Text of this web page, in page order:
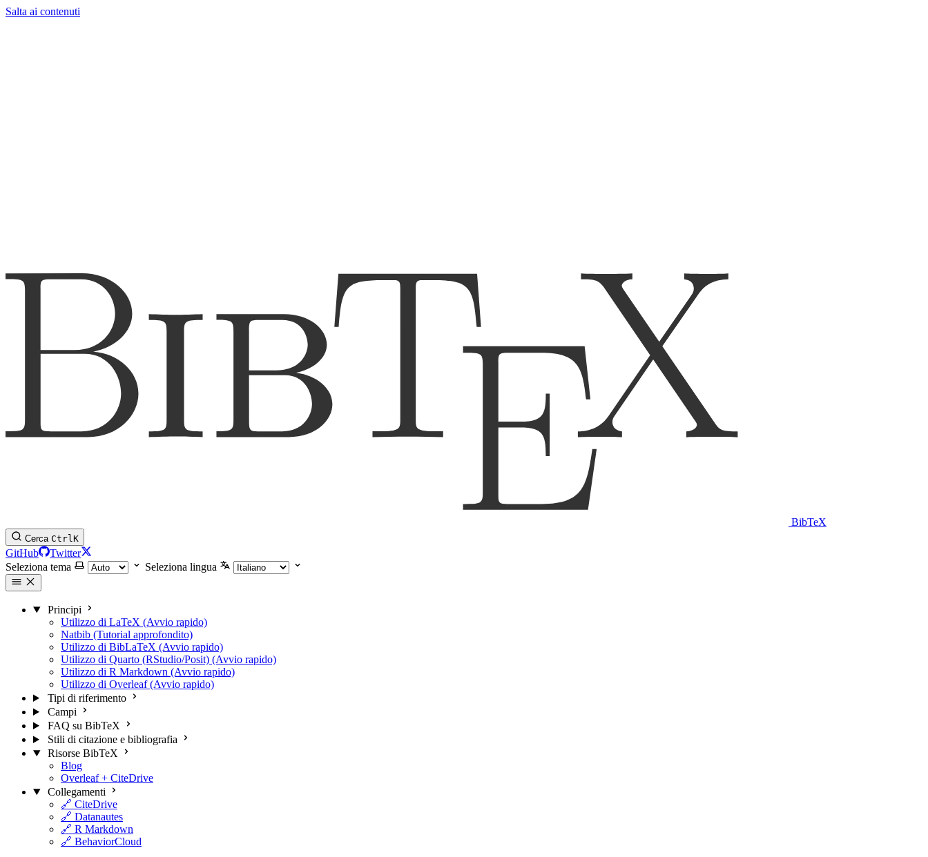
Salta ai contenuti
BibTeX
Cerca CtrlK
GitHub
Twitter
Seleziona tema
Seleziona lingua
Principi
Utilizzo di LaTeX (Avvio rapido)
Natbib (Tutorial approfondito)
Utilizzo di BibLaTeX (Avvio rapido)
Utilizzo di Quarto (RStudio/Posit) (Avvio rapido)
Utilizzo di R Markdown (Avvio rapido)
Utilizzo di Overleaf (Avvio rapido)
Tipi di riferimento
Campi
FAQ su BibTeX
Stili di citazione e bibliografia
Risorse BibTeX
Blog
Overleaf + CiteDrive
Collegamenti
🔗 CiteDrive
🔗 Datanautes
🔗 R Markdown
🔗 BehaviorCloud